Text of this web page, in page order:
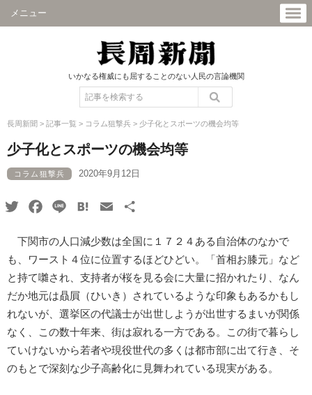
メニュー
いかなる権威にも屈することのない人民の言論機関
長周新聞 > 記事一覧 > コラム狙撃兵 > 少子化とスポーツの機会均等
少子化とスポーツの機会均等
コラム狙撃兵 2020年9月12日
TwitterFacebook
Line HatenaEmail
下関市の人口減少数は全国に１７２４ある自治体のなかで
も、ワースト４位に位置するほどひどい。「首相お膝元」など
と持て囃され、支持者が桜を見る会に大量に招かれたり、なん
だか地元は贔屓（ひいき）されているような印象もあるかもし
れないが、選挙区の代議士が出世しようが出世するまいが関係
なく、この数十年来、街は寂れる一方である。この街で暮らし
ていけないから若者や現役世代の多くは都市部に出て行き、そ
のもとで深刻な少子高齢化に見舞われている現実がある。